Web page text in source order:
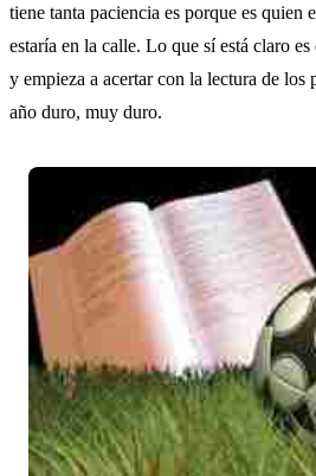
tiene tanta paciencia es porque es quien
estaría en la calle. Lo que sí está claro
y empieza a acertar con la lectura de los
año duro, muy duro.